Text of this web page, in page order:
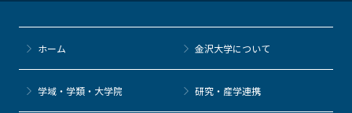
ホーム 金沢大学について
学域・学類・大学院 研究・産学連携